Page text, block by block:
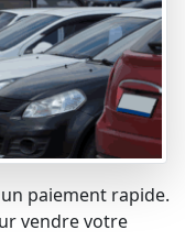
paiement rapide.
vendre votre